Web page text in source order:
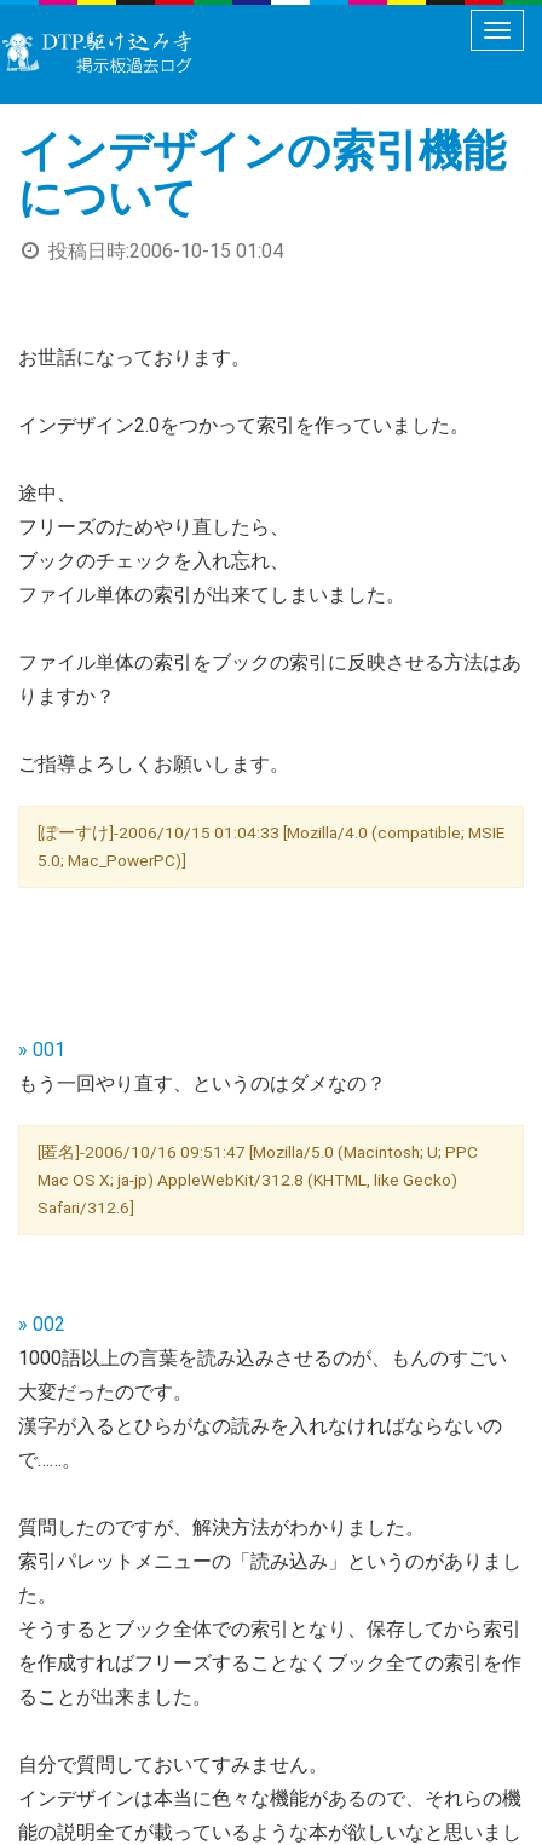
メ
ュ
ー
切
インデザインの索引機能
について
投稿日時:2006-10-15 01:04
お世話になっております。
インデザイン2.0をつかって索引を作っていました。
途中、
フリーズのためやり直したら、
ブックのチェックを入れ忘れ、
ファイル単体の索引が出来てしまいました。
ファイル単体の索引をブックの索引に反映させる方法はあ
りますか？
ご指導よろしくお願いします。
[ぽーすけ]-2006/10/15 01:04:33 [Mozilla/4.0 (compatible; MSIE
5.0; Mac_PowerPC)]
» 001
もう一回やり直す、というのはダメなの？
[匿名]-2006/10/16 09:51:47 [Mozilla/5.0 (Macintosh; U; PPC
Mac OS X; ja-jp) AppleWebKit/312.8 (KHTML, like Gecko)
Safari/312.6]
» 002
1000語以上の言葉を読み込みさせるのが、もんのすごい
大変だったのです。
漢字が入るとひらがなの読みを入れなければならないの
で……。
質問したのですが、解決方法がわかりました。
索引パレットメニューの「読み込み」というのがありまし
た。
そうするとブック全体での索引となり、保存してから索引
を作成すればフリーズすることなくブック全ての索引を作
ることが出来ました。
自分で質問しておいてすみません。
インデザインは本当に色々な機能があるので、それらの機
能の説明全てが載っているような本が欲しいなと思いまし